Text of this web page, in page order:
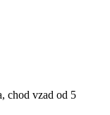
chod vzad od 5